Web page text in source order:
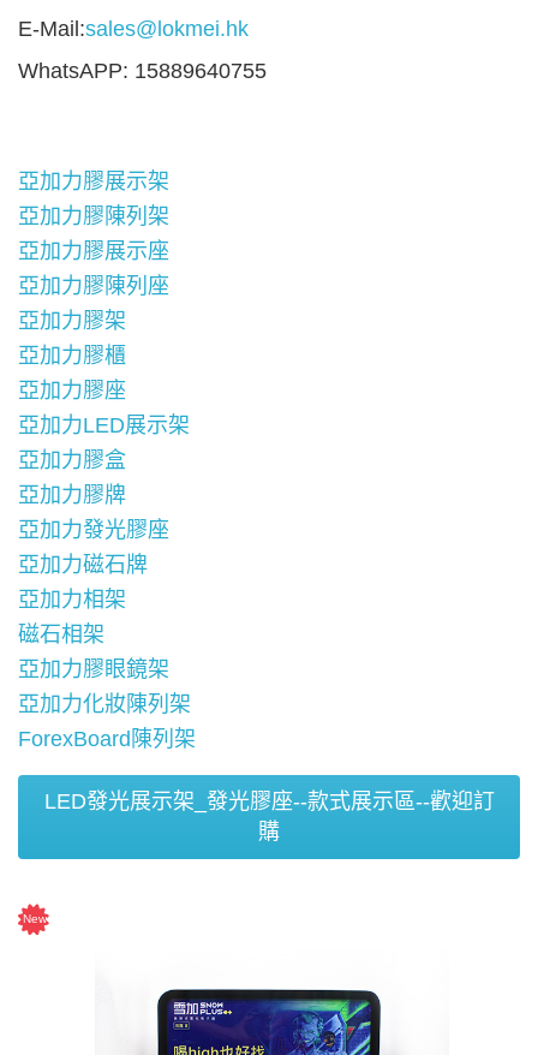
E-Mail:sales@lokmei.hk
WhatsAPP: 15889640755
亞加力膠展示架
亞加力膠陳列架
亞加力膠展示座
亞加力膠陳列座
亞加力膠架
亞加力膠櫃
亞加力膠座
亞加力LED展示架
亞加力膠盒
亞加力膠牌
亞加力發光膠座
亞加力磁石牌
亞加力相架
磁石相架
亞加力膠眼鏡架
亞加力化妝陳列架
ForexBoard陳列架
LED發光展示架_發光膠座--款式展示區--歡迎訂
購